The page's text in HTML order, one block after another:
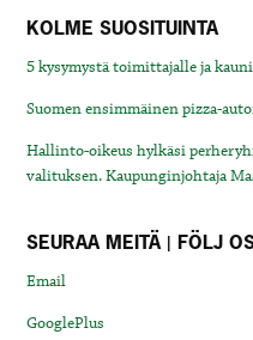
KOLME SUOSITUINTA
5 kysymystä toimittajalle ja
Suomen ensimmäinen pizza-
Hallinto-oikeus hylkäsi
valituksen. Kaupunginjohtaja
SEURAA MEITÄ | FÖLJ
Email
GooglePlus